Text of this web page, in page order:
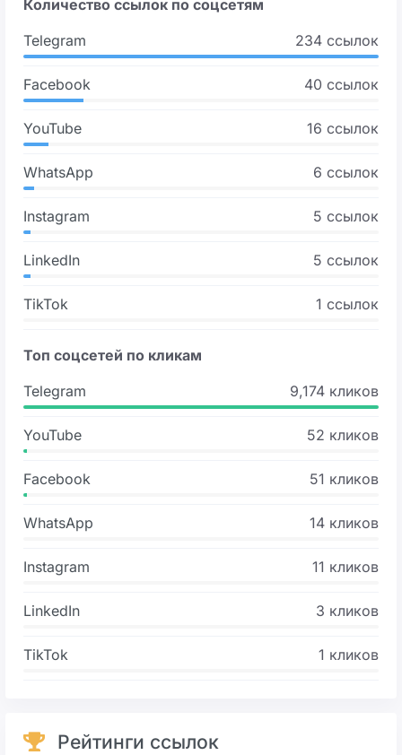
Количество ссылок по соцсетям
Telegram
234 ссылок
Facebook 40 ссылок
YouTube 16 ссылок
WhatsApp 6 ссылок
Instagram 5 ссылок
LinkedIn 5 ссылок
TikTok 1 ссылок
Топ соцсетей по кликам
Telegram
9,174 кликов
YouTube 52 кликов
Facebook 51 кликов
WhatsApp 14 кликов
Instagram 11 кликов
LinkedIn 3 кликов
TikTok 1 кликов
Рейтинги ссылок